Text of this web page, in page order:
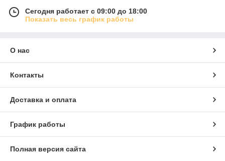
Сегодня работает с 09:00 до 18:00
Показать весь график работы
О нас
Контакты
Доставка и оплата
График работы
Полная версия сайта